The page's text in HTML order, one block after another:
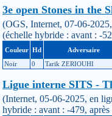
3e open Stones in the
(OGS, Internet, 07-06-
(échelle hybride : avant : -
Couleur Hd Adversaire
Noir
0 Tarik ZERIOUHI
Ligue interne SITS -
(Internet, 05-06-2025, en
hybride : avant : -479,